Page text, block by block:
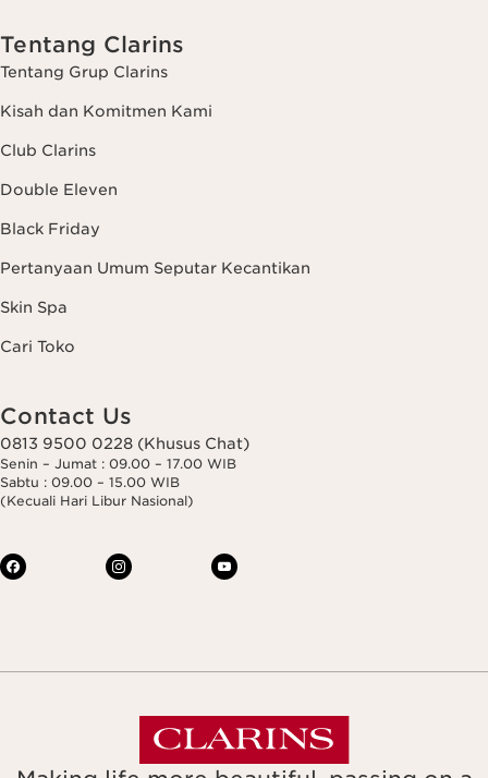
Tentang Clarins
Tentang Grup Clarins
Kisah dan Komitmen Kami
Club Clarins
Double Eleven
Black Friday
Pertanyaan Umum Seputar Kecantikan
Skin Spa
Cari Toko
Contact Us
0813 9500 0228 (Khusus Chat)
Senin – Jumat : 09.00 – 17.00 WIB
Sabtu : 09.00 – 15.00 WIB
(Kecuali Hari Libur Nasional)